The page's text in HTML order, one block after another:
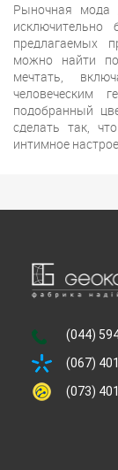
Рыночная мода
предлагаемых
можно найти
мечтать,
человеческим
подобранный
сделать так,
интимное
(044)
(067)
(073)